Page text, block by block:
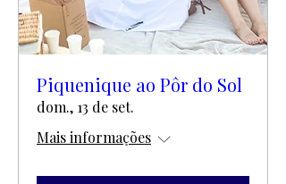
Piquenique ao Pôr do Sol
dom., 13 de set.
Mais informações